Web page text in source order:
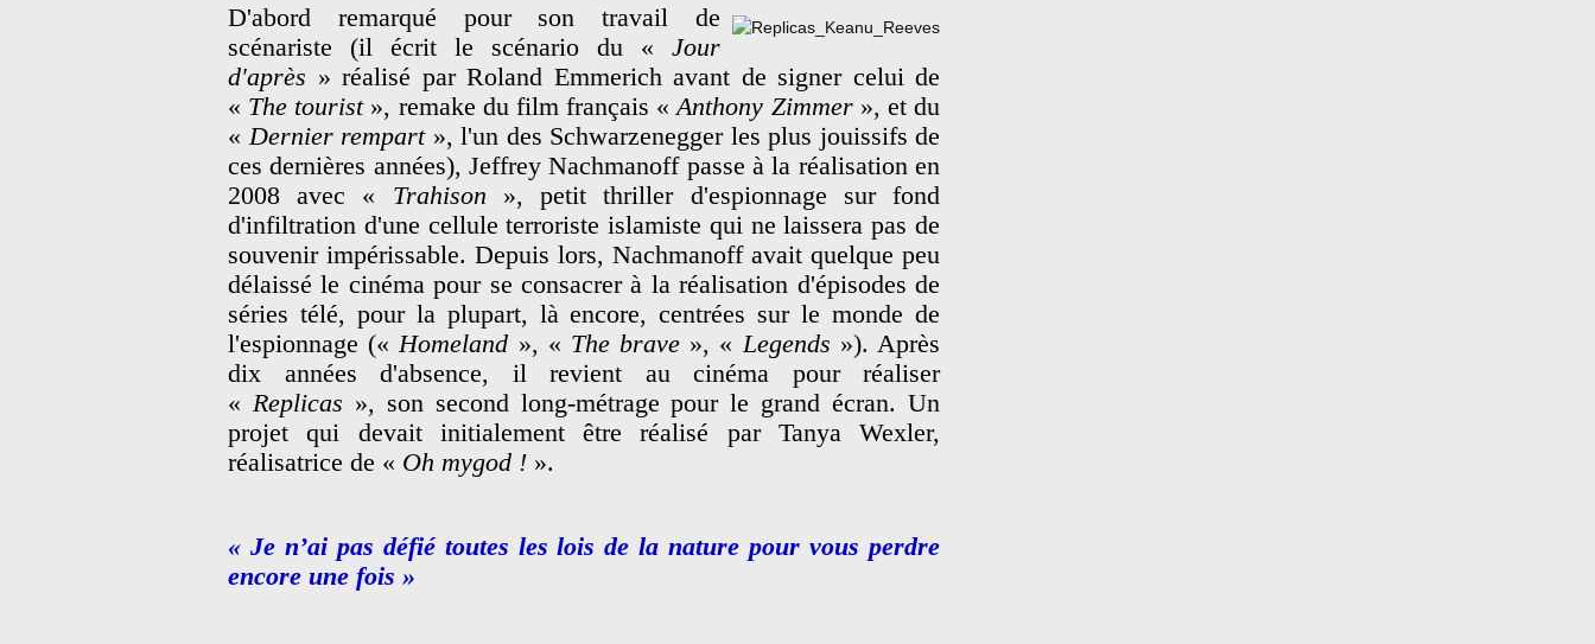
D'abord remarqué pour son travail de
scénariste (il écrit le scénario du « Jour
d'après » réalisé par Roland Emmerich avant de signer celui de
« The tourist», remake du film français «Anthony Zimmer», et du
« Dernier rempart», l'un des Schwarzenegger les plus jouissifs de
ces dernières années), Jeffrey Nachmanoff passe à la réalisation en
2008 avec « Trahison », petit thriller d'espionnage sur fond
d'infiltration d'une cellule terroriste islamiste qui ne laissera pas de
souvenir impérissable. Depuis lors, Nachmanoff avait quelque peu
délaissé le cinéma pour se consacrer à la réalisation d'épisodes de
séries télé, pour la plupart, là encore, centrées sur le monde de
l'espionnage (« Homeland », « The brave », « Legends »). Après
dix années d'absence, il revient au cinéma pour réaliser
« Replicas », son second long-métrage pour le grand écran. Un
projet qui devait initialement être réalisé par Tanya Wexler,
réalisatrice de « Oh mygod ! ».
« Je n’ai pas défié toutes les lois de la nature pour vous perdre
encore une fois »